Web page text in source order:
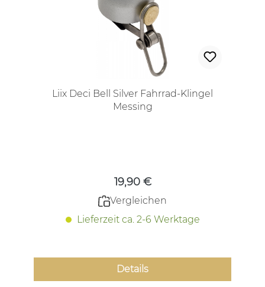
Liix Deci Bell Silver Fahrrad-Klingel
Messing
19,90 €
Vergleichen
Lieferzeit ca. 2-6 Werktage
Details